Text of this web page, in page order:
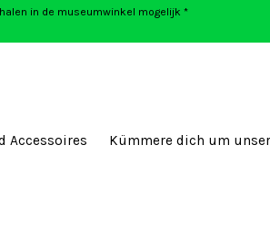
in de museumwinkel mogelijk *
Accessoires Kümmere dich um